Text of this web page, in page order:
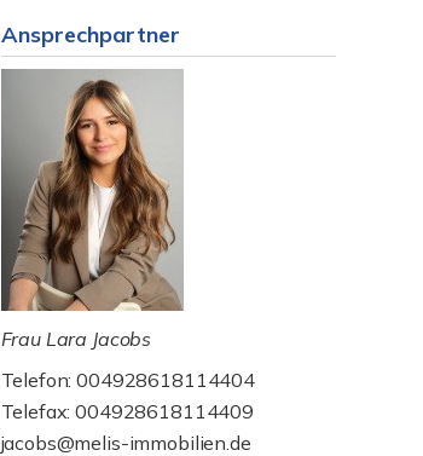
Ansprechpartner
Frau Lara Jacobs
Telefon: 004928618114404
Telefax: 004928618114409
jacobs@melis-immobilien.de